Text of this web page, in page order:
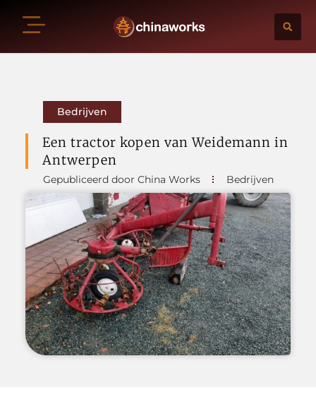
Bedrijven
Een tractor kopen van Weidemann in
Antwerpen
Gepubliceerd door China Works Bedrijven